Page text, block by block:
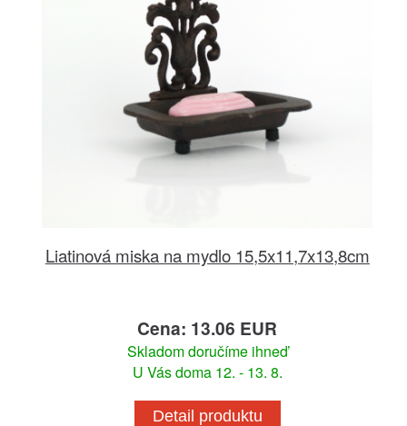
Liatinová miska na mydlo 15,5x11,7x13,8cm
Cena: 13.06 EUR
Skladom doručíme ihneď
U Vás doma 12. - 13. 8.
Detail produktu